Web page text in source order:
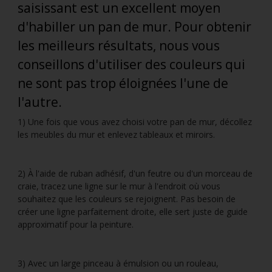
saisissant est un excellent moyen
d'habiller un pan de mur. Pour obtenir
les meilleurs résultats, nous vous
conseillons d'utiliser des couleurs qui
ne sont pas trop éloignées l'une de
l'autre.
1) Une fois que vous avez choisi votre pan de mur, décollez
les meubles du mur et enlevez tableaux et miroirs.
2) À l'aide de ruban adhésif, d'un feutre ou d'un morceau de
craie, tracez une ligne sur le mur à l'endroit où vous
souhaitez que les couleurs se rejoignent. Pas besoin de
créer une ligne parfaitement droite, elle sert juste de guide
approximatif pour la peinture.
3) Avec un large pinceau à émulsion ou un rouleau,